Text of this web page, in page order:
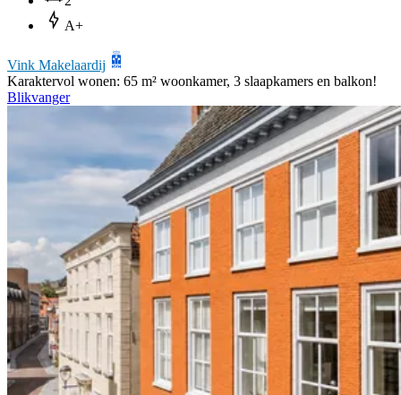
A+
Vink Makelaardij
Karaktervol wonen: 65 m² woonkamer, 3 slaapkamers en balkon!
Blikvanger